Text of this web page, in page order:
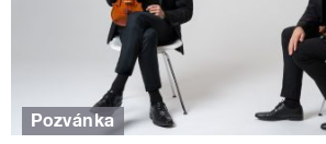
Pozvánka